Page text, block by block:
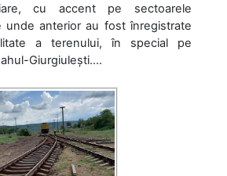
cu accent pe sectoarele
unde anterior au fost înregistrate
a terenului, în special pe
Giurgiulești....